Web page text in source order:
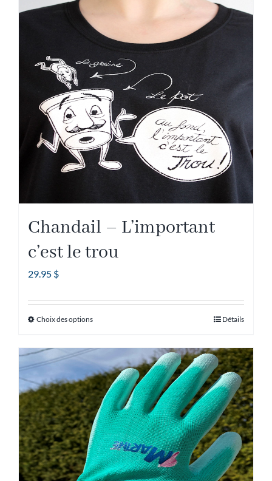
Chandail – L’important
c’est le trou
29.95 $
Choix des optionsCe
plusieurs
variations.
Les
options
peuvent
être
choisies
Détails